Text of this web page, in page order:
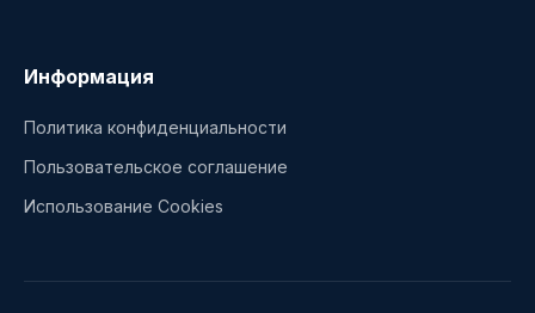
Информация
Политика конфиденциальности
Пользовательское соглашение
Использование Cookies